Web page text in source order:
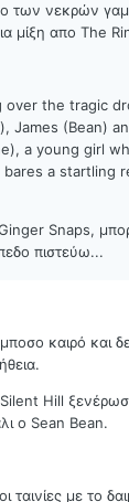
των νεκρών
μίξη απο The
over the tragic
James (Bean)
a young girl
a startling
Snaps,
πιστεύω...
καιρό και
Silent Hill
ο Sean Bean.
ταινίες με το